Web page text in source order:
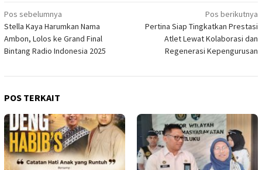
Navigasi
pos
Pos sebelumnya
Stella Kaya Harumkan Nama
Ambon, Lolos ke Grand Final
Bintang Radio Indonesia 2025
Pos berikutnya
Pertina Siap Tingkatkan Prestasi
Atlet Lewat Kolaborasi dan
Regenerasi Kepengurusan
POS TERKAIT